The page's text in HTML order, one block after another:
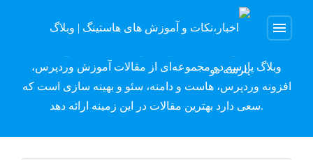
menu وبلاگ پارسه دِو
وبلاگ پارسه دو مجموعه‌ای از مقالات آموزش وردپرس،
افزونه وردپرس، هاست و دامنه، سئو و بهینه سازی است که
سعی دارد بهترین مقالات در این زمینه ارائه دهد.